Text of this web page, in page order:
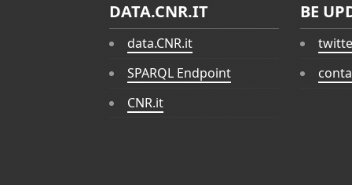
DATA.CNR.IT
data.CNR.it
SPARQL Endpoint
CNR.it
BE